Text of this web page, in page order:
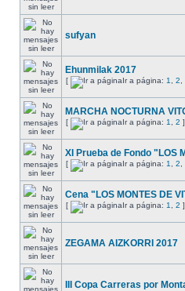
sufyan
Ehunmilak 2017
[ Ir a página: 1 2
MARCHA NOCTURNA
[ Ir a página: 1 2 ]
XI Prueba de Fondo "LOS
[ Ir a página: 1 2
Cena "LOS MONTES DE
[ Ir a página: 1 2 ]
ZEGAMA AIZKORRI 2017
III Copa Carreras por